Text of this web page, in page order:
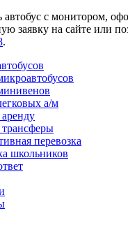
автобус с монитором,
заявку на сайте или
.
а/м
перевозка
школьников